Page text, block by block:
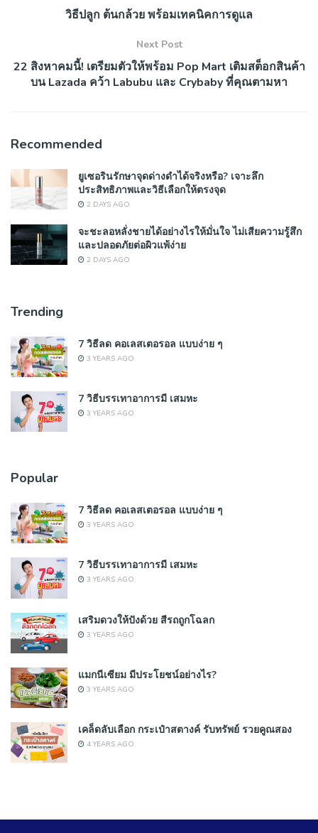
วิธีปลูก ต้นกล้วย พร้อมเทคนิคการดูแล
Next Post
22 สิงหาคมนี้! เตรียมตัวให้พร้อม Pop Mart เติมสต็อกสินค้า
บน Lazada คว้า Labubu และ Crybaby ที่คุณตามหา
Recommended
ยูเซอรินรักษาจุดด่างดำได้จริงหรือ? เจาะลึก
ประสิทธิภาพและวิธีเลือกให้ตรงจุด
2 DAYS AGO
จะชะลอหลั่งชายได้อย่างไรให้มั่นใจ ไม่เสียความรู้สึก
และปลอดภัยต่อผิวแพ้ง่าย
2 DAYS AGO
Trending
7 วิธีลด คอเลสเตอรอล แบบง่าย ๆ
3 YEARS AGO
7 วิธีบรรเทาอาการมี เสมหะ
3 YEARS AGO
Popular
7 วิธีลด คอเลสเตอรอล แบบง่าย ๆ
3 YEARS AGO
7 วิธีบรรเทาอาการมี เสมหะ
3 YEARS AGO
เสริมดวงให้ปังด้วย สีรถถูกโฉลก
3 YEARS AGO
แมกนีเซียม มีประโยชน์อย่างไร?
3 YEARS AGO
เคล็ดลับเลือก กระเป๋าสตางค์ รับทรัพย์ รวยคูณสอง
4 YEARS AGO